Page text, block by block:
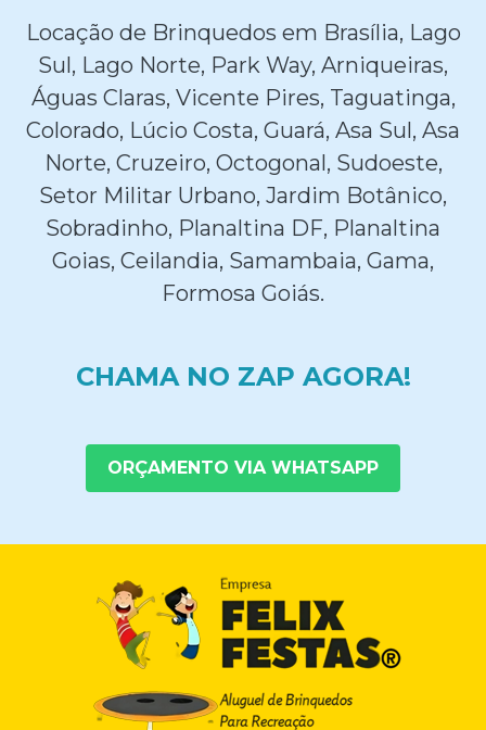
Locação de Brinquedos em Brasília, Lago
Sul, Lago Norte, Park Way, Arniqueiras,
Águas Claras, Vicente Pires, Taguatinga,
Colorado, Lúcio Costa, Guará, Asa Sul, Asa
Norte, Cruzeiro, Octogonal, Sudoeste,
Setor Militar Urbano, Jardim Botânico,
Sobradinho, Planaltina DF, Planaltina
Goias, Ceilandia, Samambaia, Gama,
Formosa Goiás.
CHAMA NO ZAP AGORA!
ORÇAMENTO VIA WHATSAPP